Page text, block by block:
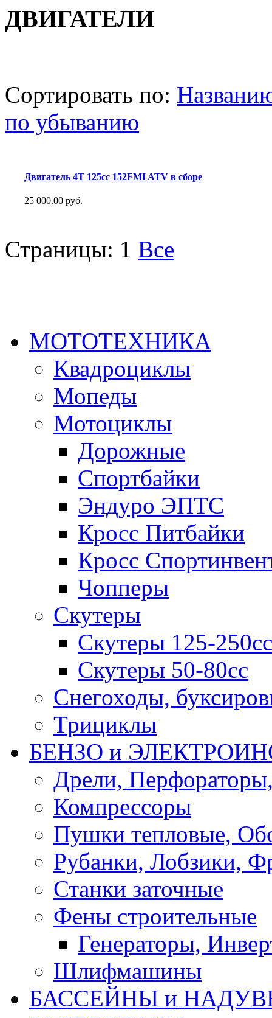
ДВИГАТЕЛИ
Сортировать по:
по убыванию
Двигатель 4Т 125сс 152FMI ATV в сборе
25 000.00 руб.
Страницы: 1 Все
МОТОТЕХНИКА
Квадроциклы
Мопеды
Мотоциклы
Дорожные
Спортбайки
Эндуро ЭПТС
Кросс Питбайки
Кросс
Чопперы
Скутеры
Скутеры 125-250сс
Скутеры 50-80сс
Снегоходы,
Трициклы
БЕНЗО и
Дрели,
Компрессоры
Пушки тепловые,
Рубанки, Лобзики,
Станки заточные
Фены строительные
Генераторы,
Шлифмашины
БАССЕЙНЫ и